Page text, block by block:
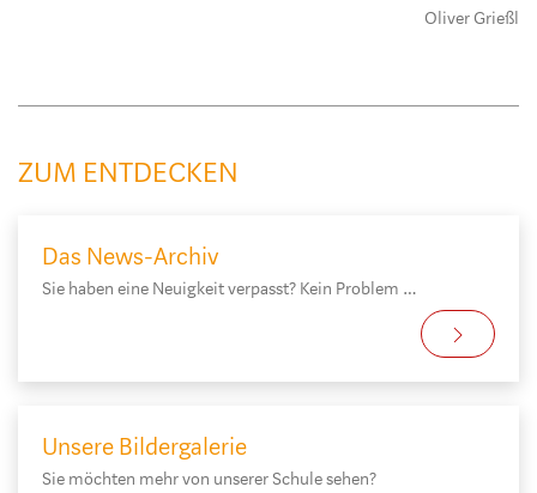
Oliver Grießl
ZUM ENTDECKEN
Das News-Archiv
Sie haben eine Neuigkeit verpasst? Kein Problem …
Unsere Bildergalerie
Sie möchten mehr von unserer Schule sehen?